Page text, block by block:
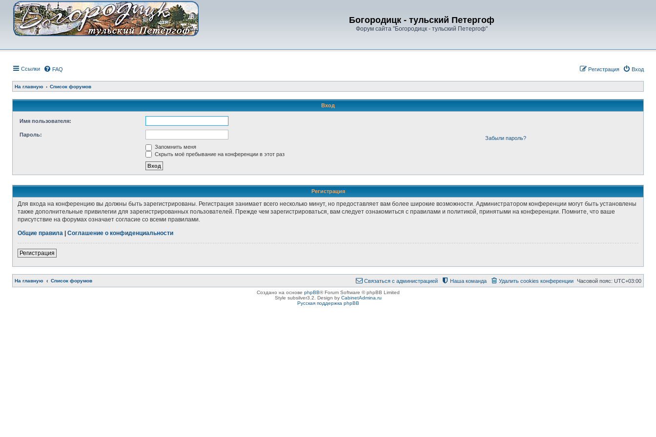
Богородицк - тульский Петергоф
Форум сайта "Богородицк - тульский Петергоф"
Ссылки FAQ Вход
Регистрация
На главную Список форумов
Вход
Имя пользователя:
Пароль:
Забыли пароль?
Запомнить меня
Скрыть моё пребывание на конференции в этот раз
Регистрация
Для входа на конференцию вы должны быть зарегистрированы. Регистрация занимает всего несколько минут, но предоставляет вам более широкие возможности. Администратором конференции могут быть установлены
также дополнительные привилегии для зарегистрированных пользователей. Прежде чем зарегистрироваться, вам следует ознакомиться с правилами и политикой, принятыми на конференции. Помните, что ваше
присутствие на форумах означает согласие со всеми правилами.
Общие правила
Соглашение о конфиденциальности
Регистрация
На главную Список форумов Часовой пояс: UTC+03:00
Удалить cookies конференции
Наша команда
Связаться с администрацией
Создано на основе phpBB® Forum Software © phpBB Limited
Style subsilver3.2. Design by CabinetAdmina.ru
Русская поддержка phpBB